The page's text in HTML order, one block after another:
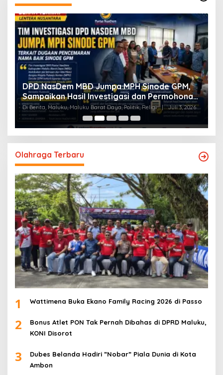
DPD NasDem MBD Jumpa MPH Sinode GPM,
Sampaikan Hasil Investigasi dan Permohonan
Maaf
Di Berita, Maluku, Maluku Barat Daya, Politik, Religi Juli 3, 2026
Olahraga Terbaru
1 Wattimena Buka Ekano Family Racing 2026 di Passo
2
Bonus Atlet PON Tak Pernah Dibahas di DPRD Maluku,
KONI Disorot
3
Dubes Belanda Hadiri ”Nobar” Piala Dunia di Kota
Ambon